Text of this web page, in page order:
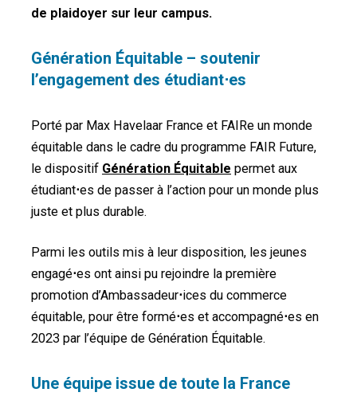
de plaidoyer sur leur campus.
Génération Équitable – soutenir
l’engagement des étudiant⋅es
Porté par Max Havelaar France et FAIRe un monde
équitable dans le cadre du programme FAIR Future,
le dispositif Génération Équitable permet aux
étudiant⋅es de passer à l’action pour un monde plus
juste et plus durable.
Parmi les outils mis à leur disposition, les jeunes
engagé⋅es ont ainsi pu rejoindre la première
promotion d’Ambassadeur⋅ices du commerce
équitable, pour être formé⋅es et accompagné⋅es en
2023 par l’équipe de Génération Équitable.
Une équipe issue de toute la France